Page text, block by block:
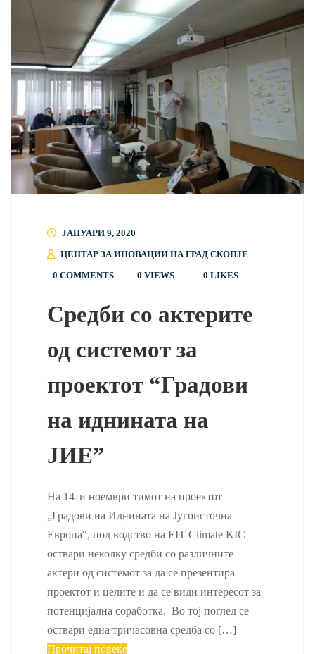
ЈАНУАРИ 9, 2020
ЦЕНТАР ЗА ИНОВАЦИИ НА ГРАД СКОПЈЕ
0 COMMENTS
0 VIEWS 0 LIKES
Средби со актерите
од системот за
проектот “Градови
на иднината на
ЈИЕ”
На 14ти ноември тимот на проектот
„Градови на Иднината на Југоисточна
Европа“, под водство на EIT Climate KIC
оствари неколку средби со различните
актери од системот за да се презентира
проектот и целите и да се види интересот за
потенцијална соработка. Во тој поглед се
оствари една тричасовна средба со […]
Прочитај повеќе